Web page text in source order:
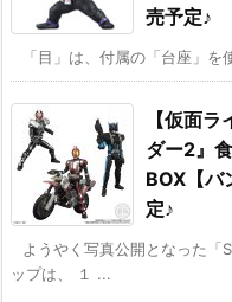
売予定♪
「目」は、付属の「台座」を
【仮面
ダー2』
BOX【バ
定♪
ようやく写真公開となった「
ップは、 １ ...